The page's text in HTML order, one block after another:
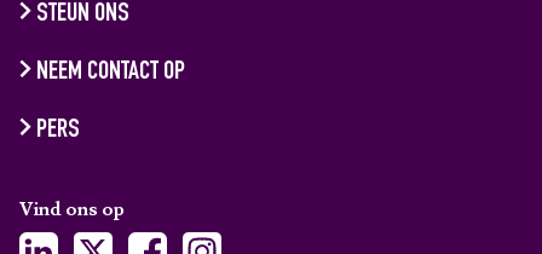
STEUN ONS
NEEM CONTACT OP
PERS
Vind ons op